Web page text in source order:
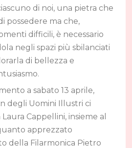
di noi, una pietra che
possedere ma che,
difficili, è necessario
negli spazi più sbilanciati
di bellezza e
a sabato 13 aprile,
degli Uomini Illustri ci
Cappellini, insieme al
apprezzato
della Filarmonica Pietro